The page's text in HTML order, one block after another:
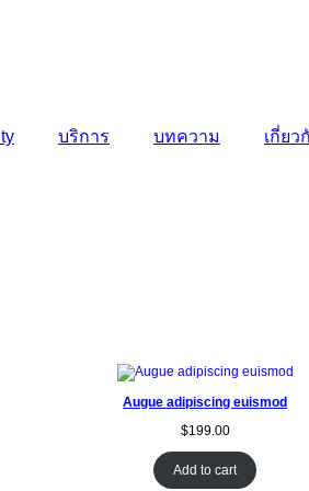
บริการ บทความ เกี่ยว
Augue adipiscing euismod
$199.00
Add to cart